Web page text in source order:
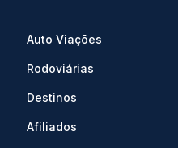
Auto Viações
Rodoviárias
Destinos
Afiliados